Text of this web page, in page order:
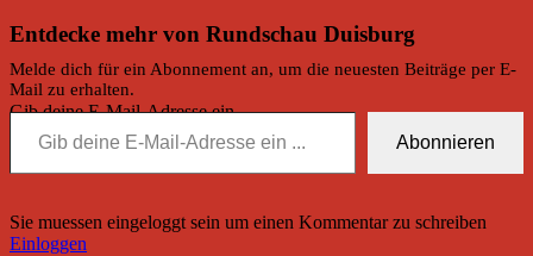
Entdecke mehr von Rundschau Duisburg
Melde dich für ein Abonnement an, um die neuesten Beiträge per E-
Mail zu erhalten.
Gib deine E-Mail-Adresse ein ...
Abonnieren
Sie muessen eingeloggt sein um einen Kommentar zu schreiben
Einloggen